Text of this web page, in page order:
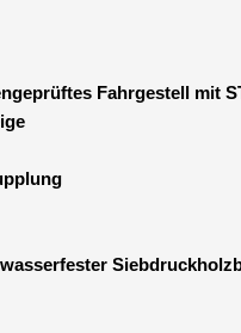
Fahrgestell mit